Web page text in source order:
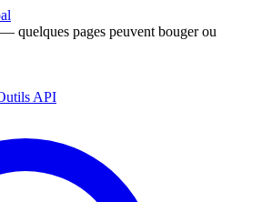
quelques pages peuvent bouger ou
API